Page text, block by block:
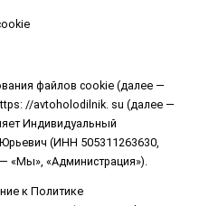
файлов cookie (далее —
//avtoholodilnik. su (далее —
Индивидуальный
(ИНН 505311263630,
«Мы», «Администрация»).
к Политике